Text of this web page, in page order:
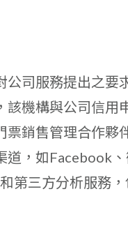
司服務提出之要
機構與公司信用
銷售管理合作夥
道，如Facebook
第三方分析服務